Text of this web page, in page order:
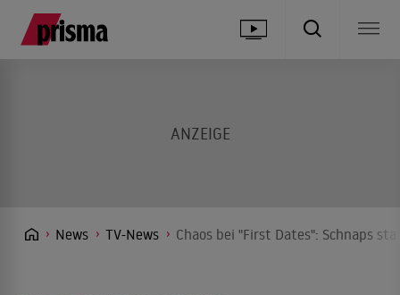
News TV-News Chaos bei "First Dates": Schnaps